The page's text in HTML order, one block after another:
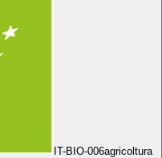
IT-BIO-006agricoltura